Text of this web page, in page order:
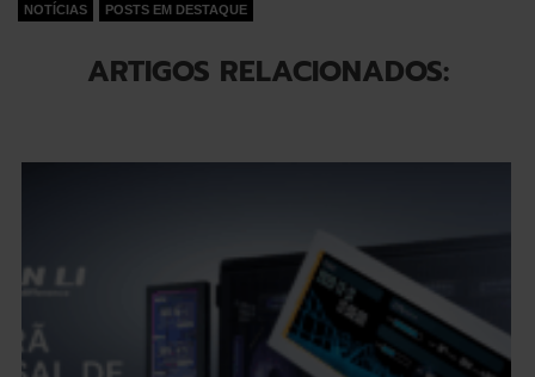
NOTÍCIAS POSTS EM DESTAQUE
ARTIGOS RELACIONADOS: